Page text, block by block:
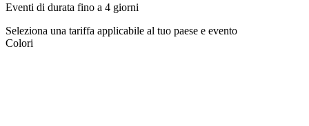
Eventi di durata fino a 4 giorni
Seleziona una tariffa applicabile al tuo paese e evento
Colori